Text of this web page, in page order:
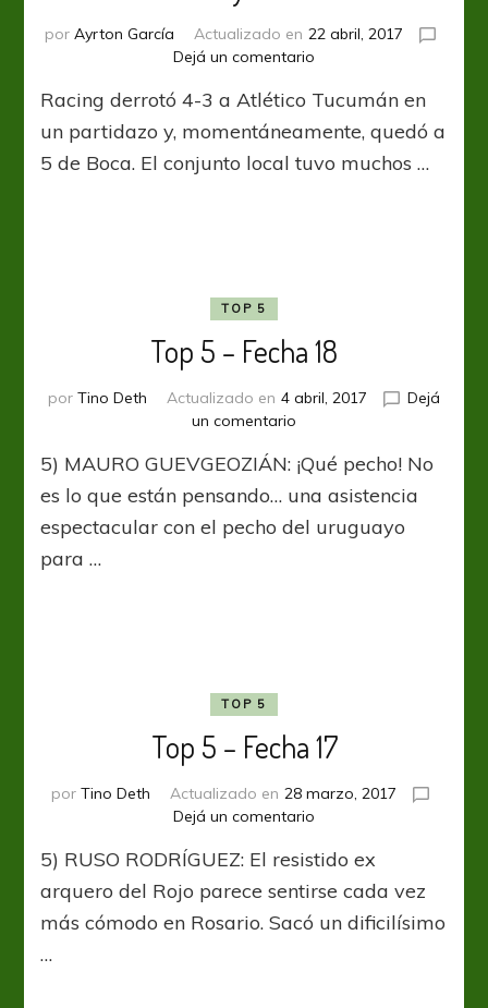
por Ayrton García Actualizado en 22 abril, 2017
Dejá un comentario
Huevo
y
sufrimiento
Racing derrotó 4-3 a Atlético Tucumán en
un partidazo y, momentáneamente, quedó a
5 de Boca. El conjunto local tuvo muchos …
TOP 5
Top 5 – Fecha 18
por Tino Deth Actualizado en 4 abril, 2017
Dejá
un comentario
5
–
18
5) MAURO GUEVGEOZIÁN: ¡Qué pecho! No
es lo que están pensando… una asistencia
espectacular con el pecho del uruguayo
para …
TOP 5
Top 5 – Fecha 17
por Tino Deth Actualizado en 28 marzo, 2017
Dejá un comentario
5
–
17
5) RUSO RODRÍGUEZ: El resistido ex
arquero del Rojo parece sentirse cada vez
más cómodo en Rosario. Sacó un dificilísimo
…